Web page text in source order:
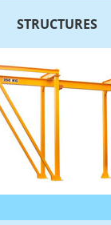
STRUCTURES